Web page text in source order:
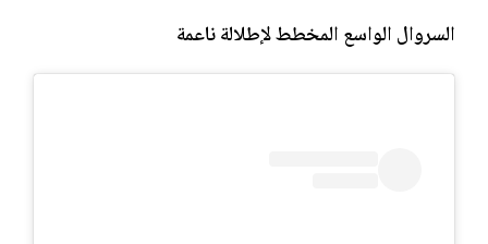
السروال الواسع المخطط لإطلالة ناعمة